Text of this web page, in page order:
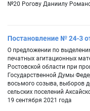
№20 Рогову Даниилу
Постановление № 24-3
О предложении по
печатных агитационных
Ростовской области при
Государственной Думы
восьмого созыва, выборов
сельских поселений
19 сентября 2021 года